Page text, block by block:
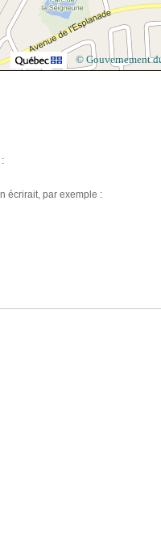
© Gouvernement
écrirait, par exemple :